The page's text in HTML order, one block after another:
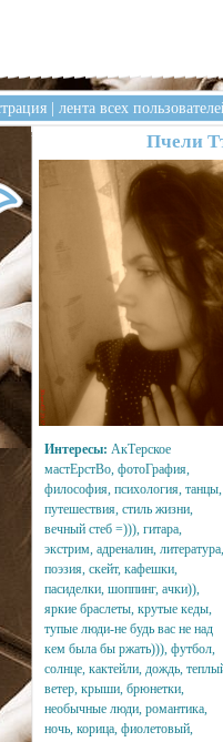
| лента всех
Пчели
Интересы: АкТерское
мастЕрстВо, фотоГрафия,
философия, психология, танцы,
путешествия, стиль жизни,
вечный стеб =))), гитара,
экстрим, адреналин, литература,
поэзия, скейт, кафешки,
пасиделки, шоппинг, ачки)),
яркие браслеты, крутые кеды,
тупые люди-не будь вас не над
кем была бы ржать))), футбол,
солнце, кактейли, дождь,
ветер, крыши, брюнетки,
необычные люди, романтика,
ночь, корица, фиолетовый,